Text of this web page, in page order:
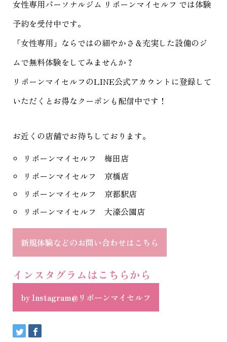
女性専用パーソナルジム リボーンマイセルフ では体験
予約を受付中です。
「女性専用」ならではの細やかさ＆充実した設備のジ
ムで無料体験をしてみませんか？
リボーンマイセルフのLINE公式アカウントに登録して
いただくとお得なクーポンも配信中です！
お近くの店舗でお待ちしております。
リボーンマイセルフ 梅田店
リボーンマイセルフ 京橋店
リボーンマイセルフ 京都駅店
リボーンマイセルフ 大濠公園店
新規体験などのお問い合わせはこちら
インスタグラムはこちらから
by Instagram@リボーンマイセルフ